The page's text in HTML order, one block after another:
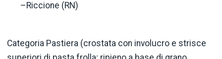
–Riccione (RN)
Categoria Pastiera (crostata con involucro e strisce